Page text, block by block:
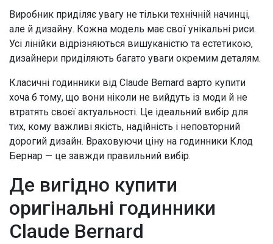
Виробник приділяє увагу не тільки технічній начинці,
але й дизайну. Кожна модель має свої унікальні риси.
Усі лінійки відрізняються вишуканістю та естетикою,
дизайнери приділяють багато уваги окремим деталям.
Класичні годинники від Claude Bernard варто купити
хоча б тому, що вони ніколи не вийдуть із моди й не
втратять своєї актуальності. Це ідеальний вибір для
тих, кому важливі якість, надійність і неповторний
дорогий дизайн. Враховуючи ціну на годинники Клод
Бернар — це завжди правильний вибір.
Де вигідно купити
оригінальні годинники
Claude Bernard